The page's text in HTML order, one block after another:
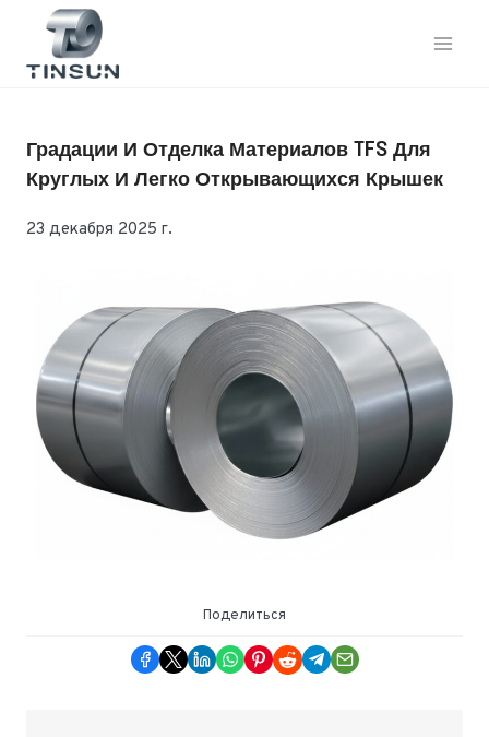
Перейти
контенту
Градации И Отделка Материалов TFS Для
Круглых И Легко Открывающихся Крышек
23 декабря 2025 г.
Поделиться